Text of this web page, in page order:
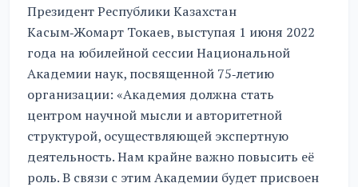
Президент Республики Казахстан
Касым‑Жомарт Токаев, выступая 1 июня 2022
года на юбилейной сессии Национальной
Академии наук, посвященной 75‑летию
организации: «Академия должна стать
центром научной мысли и авторитетной
структурой, осуществляющей экспертную
деятельность. Нам крайне важно повысить её
роль. В связи с этим Академии будет присвоен